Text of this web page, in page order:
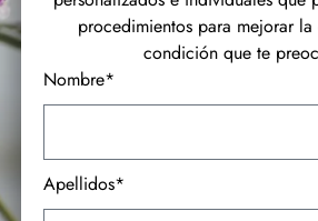
procedimientos para mejorar
condición que te
Nombre*
Apellidos*